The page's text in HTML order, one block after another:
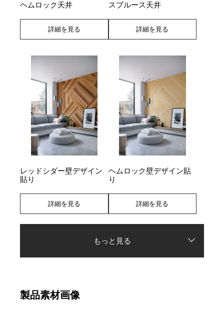
ヘムロック天井
詳細を見る
スプルース天井
詳細を見る
レッドシダー壁デザイン
貼り
詳細を見る
ヘムロック壁デザイン貼
り
詳細を見る
もっと見る
製品素材画像